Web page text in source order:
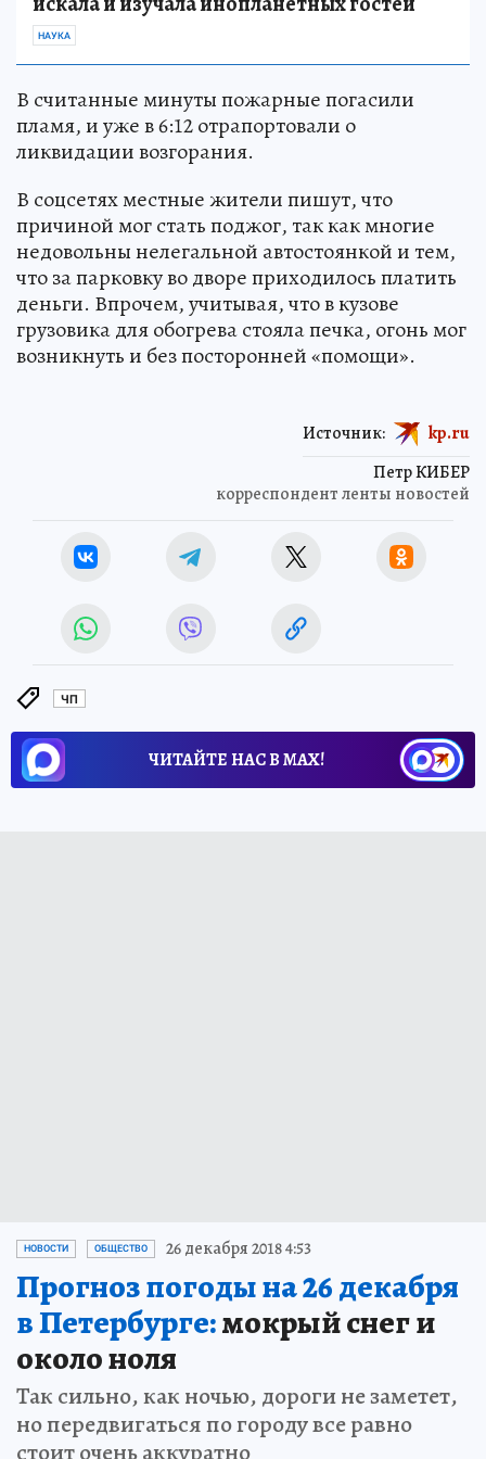
НАУКА
В считанные минуты пожарные погасили
пламя, и уже в 6:12 отрапортовали о
ликвидации возгорания.
В соцсетях местные жители пишут, что
причиной мог стать поджог, так как многие
недовольны нелегальной автостоянкой и тем,
что за парковку во дворе приходилось платить
деньги. Впрочем, учитывая, что в кузове
грузовика для обогрева стояла печка, огонь мог
возникнуть и без посторонней «помощи».
Петр КИБЕР
корреспондент ленты новостей
Источник: kp.ru
ЧП
ЧИТАЙТЕ НАС В МАХ!
НОВОСТИ ОБЩЕСТВО 26 декабря 2018 4:53
Прогноз погоды на 26 декабря
в Петербурге:мокрый снег и
около ноля
Так сильно, как ночью, дороги не заметет,
но передвигаться по городу все равно
стоит очень аккуратно